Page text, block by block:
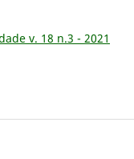
v. 18 n.3 - 2021